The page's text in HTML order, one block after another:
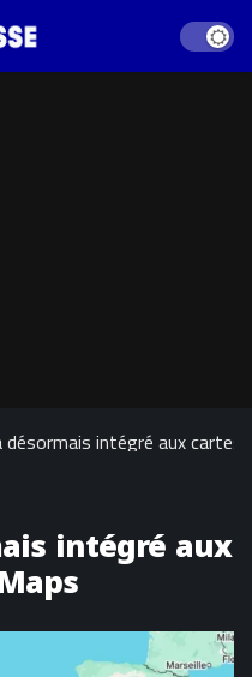
Dark
désormais intégré aux cartes
intégré aux